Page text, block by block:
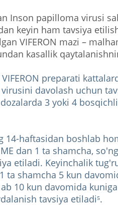
Inson papilloma virusi
keyin ham tavsiya
VIFERON mazi –
kasallik
preparati
davolash uchun
3 yoki 4
14-haftasidan boshlab
dan 1 ta shamcha,
etiladi. Keyinchalik
ta shamcha 5 kun
10 kun davomida
tavsiya etiladi⁵.